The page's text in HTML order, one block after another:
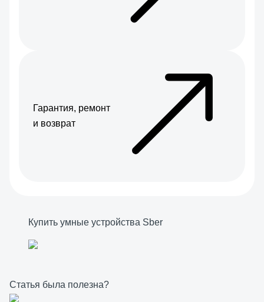
Гарантия, ремонт
и возврат
Купить умные устройства Sber
Статья была полезна?